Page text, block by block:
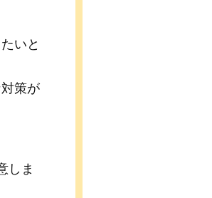
いと
策が
しま